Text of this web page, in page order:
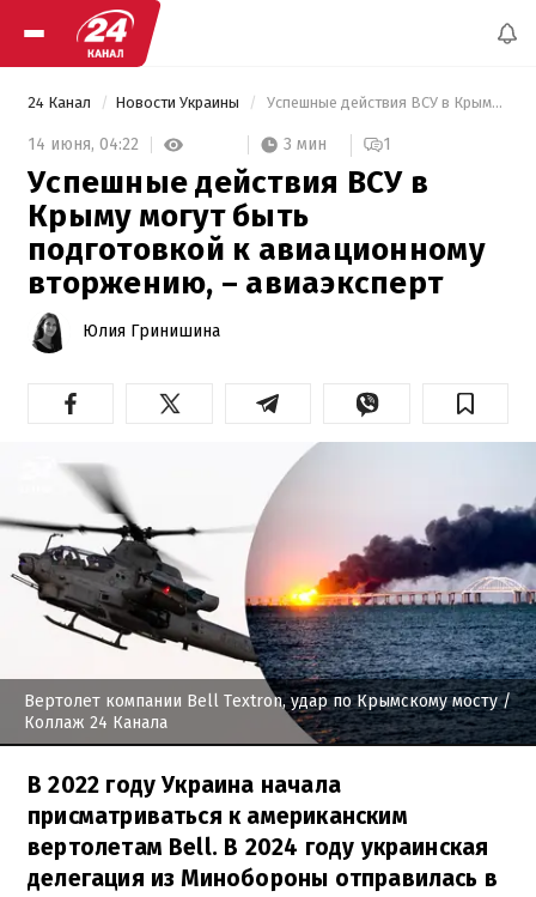
24 Канал Новости Украины Успешные действия ВСУ в Крыму могут быть подготовкой к авиационному вторжению, – авиаэксперт
14 июня, 04:22 3 мин 1
Успешные действия ВСУ в
Крыму могут быть
подготовкой к авиационному
вторжению, – авиаэксперт
Юлия Гринишина
Вертолет компании Bell Textron, удар по Крымскому мосту/
Коллаж 24 Канала
В 2022 году Украина начала
присматриваться к американским
вертолетам Bell. В 2024 году украинская
делегация из Минобороны отправилась в